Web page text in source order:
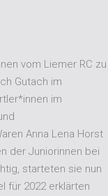
vom Liemer RC zu
Gutach im
im
Anna Lena Horst
der Juniorinnen bei
starteten sie nun
für 2022 erklärten